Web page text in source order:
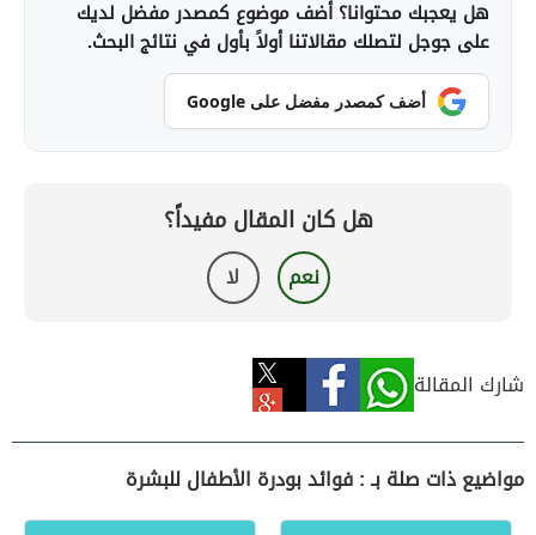
هل يعجبك محتوانا؟ أضف موضوع كمصدر مفضل لديك
على جوجل لتصلك مقالاتنا أولاً بأول في نتائج البحث.
أضف كمصدر مفضل على Google
هل كان المقال مفيداً؟
نعم لا
شارك المقالة
مواضيع ذات صلة بـ : فوائد بودرة الأطفال للبشرة